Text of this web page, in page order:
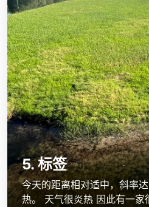
porto-bis-
porto-bis-
5. 标签
今天的距离相对适中，斜率
热。 天气很炎热 因此有一家